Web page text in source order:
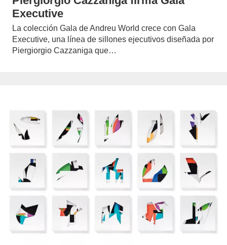
Executive
La colección Gala de Andreu World crece con Gala
Executive, una línea de sillones ejecutivos diseñada por
Piergiorgio Cazzaniga que…